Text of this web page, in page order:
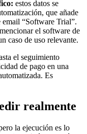
estos datos se
que añade
email “Software Trial”.
el software de
caso de uso relevante.
el seguimiento
de pago en una
Es
realmente
la ejecución es lo